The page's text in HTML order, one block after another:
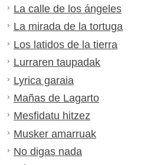
La calle de los ángeles
La mirada de la tortuga
Los latidos de la tierra
Lurraren taupadak
Lyrica garaia
Mañas de Lagarto
Mesfidatu hitzez
Musker amarruak
No digas nada